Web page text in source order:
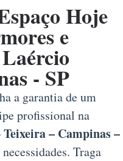
Hoje
e
- SP
a garantia de um
profissional na
– Campinas –
Traga